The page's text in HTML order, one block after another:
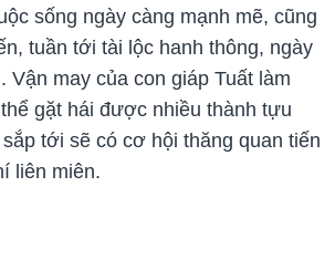
sống ngày càng mạnh mẽ, cũng
tuần tới tài lộc hanh thông, ngày
Vận may của con giáp Tuất làm
gặt hái được nhiều thành tựu
tới sẽ có cơ hội thăng quan tiến
liên miên.